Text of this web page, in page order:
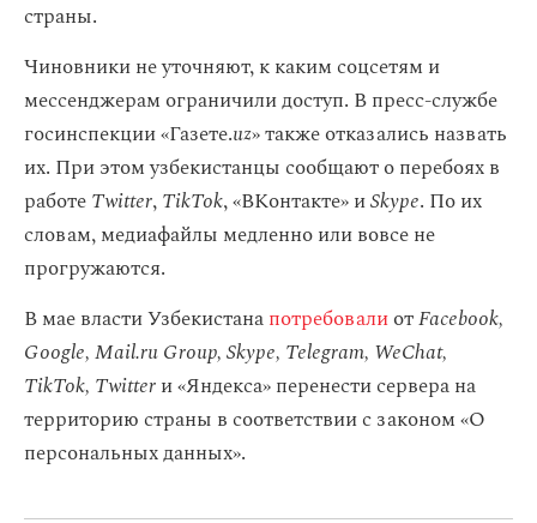
страны.
Чиновники не уточняют, к каким соцсетям и
мессенджерам ограничили доступ. В пресс-службе
госинспекции «Газете.uz» также отказались назвать
их. При этом узбекистанцы сообщают о перебоях в
работеTwitter,TikTok, «ВКонтакте» иSkype. По их
словам, медиафайлы медленно или вовсе не
прогружаются.
В мае власти УзбекистанапотребовалиотFacebook,
Google, Mail.ru Group, Skype, Telegram, WeChat,
TikTok, Twitterи «Яндекса» перенести сервера на
территорию страны в соответствии с законом «О
персональных данных».